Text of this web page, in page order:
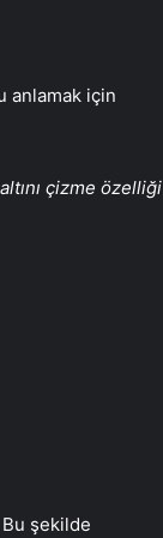
anlamak için
çizme özelliği
şekilde